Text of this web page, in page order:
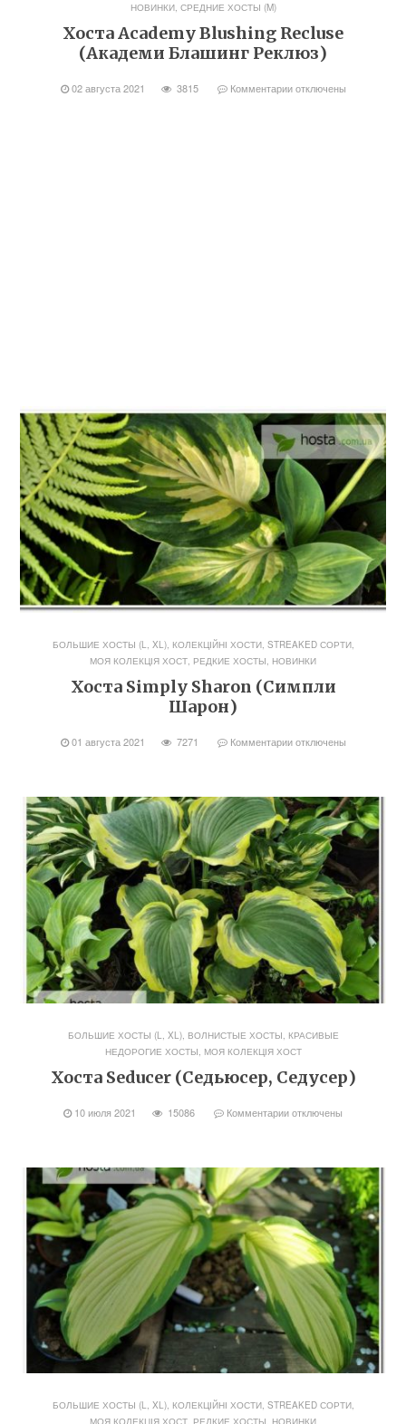
НОВИНКИ, СРЕДНИЕ ХОСТЫ (M)
Хоста Academy Blushing Recluse
(Академи Блашинг Реклюз)
02 августа 2021 3815 Комментарииотключены
БОЛЬШИЕ ХОСТЫ (L, XL), КОЛЕКЦІЙНІ ХОСТИ, STREAKED СОРТИ,
МОЯ КОЛЕКЦІЯ ХОСТ, РЕДКИЕ ХОСТЫ, НОВИНКИ
Хоста Simply Sharon (Симпли
Шарон)
01 августа 2021 7271 Комментарииотключены
БОЛЬШИЕ ХОСТЫ (L, XL), ВОЛНИСТЫЕ ХОСТЫ КРАСИВЫЕ
НЕДОРОГИЕ ХОСТЫ МОЯ КОЛЕКЦІЯ ХОСТ
Хоста Seducer (Седьюсер, Седусер)
10 июля 2021 15086 Комментарииотключены
БОЛЬШИЕ ХОСТЫ (L, XL), КОЛЕКЦІЙНІ ХОСТИ, STREAKED СОРТИ,